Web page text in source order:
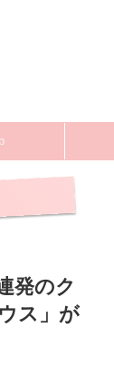
発のク
ス」が